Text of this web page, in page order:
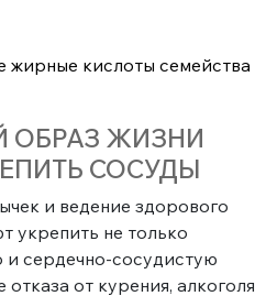
кислоты семейства
ОБРАЗ ЖИЗНИ
СОСУДЫ
и ведение здорового
укрепить не только
и сердечно-сосудистую
от курения, алкоголя